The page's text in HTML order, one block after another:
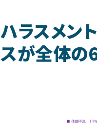
ハラスメン
スが全体の